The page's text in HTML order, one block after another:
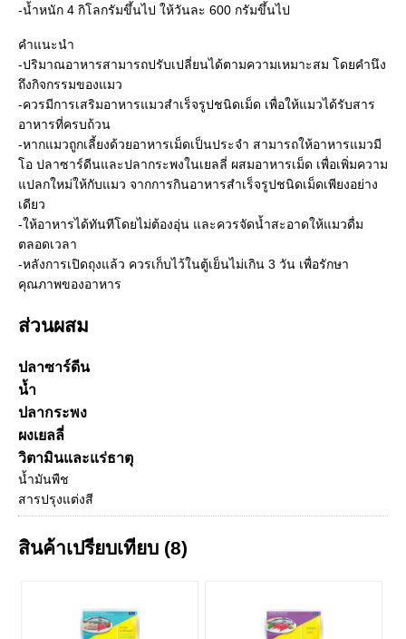
-น้ำหนัก 4 กิโลกรัมขึ้นไป ให้วันละ 600 กรัมขึ้นไป
คำแนะนำ
-ปริมาณอาหารสามารถปรับเปลี่ยนได้ตามความเหมาะสม โดยคำนึง
ถึงกิจกรรมของแมว
-ควรมีการเสริมอาหารแมวสำเร็จรูปชนิดเม็ด เพื่อให้แมวได้รับสาร
อาหารที่ครบถ้วน
-หากแมวถูกเลี้ยงด้วยอาหารเม็ดเป็นประจำ สามารถให้อาหารแมวมี
โอ ปลาซาร์ดีนและปลากระพงในเยลลี่ ผสมอาหารเม็ด เพื่อเพิ่มความ
แปลกใหม่ให้กับแมว จากการกินอาหารสำเร็จรูปชนิดเม็ดเพียงอย่าง
เดียว
-ให้อาหารได้ทันทีโดยไม่ต้องอุ่น และควรจัดน้ำสะอาดให้แมวดื่ม
ตลอดเวลา
-หลังการเปิดถุงแล้ว ควรเก็บไว้ในตู้เย็นไม่เกิน 3 วัน เพื่อรักษา
คุณภาพของอาหาร
ส่วนผสม
ปลาซาร์ดีน
น้ำ
ปลากระพง
ผงเยลลี่
วิตามินและแร่ธาตุ
น้ำมันพืช
สารปรุงแต่งสี
สินค้าเปรียบเทียบ (8)